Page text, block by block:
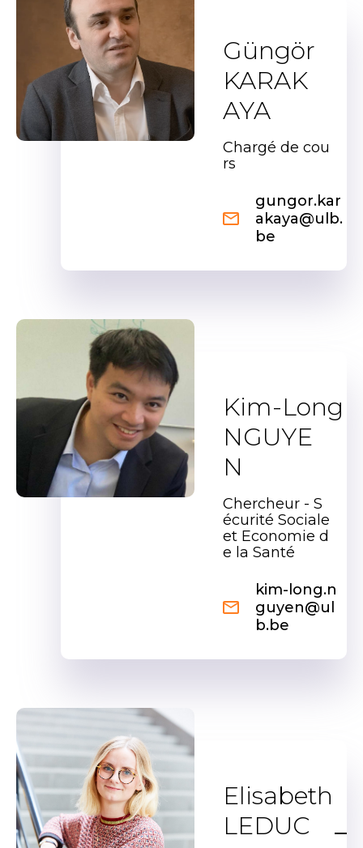
Güngör
KARAK
AYA
Chargé de cou
rs
gungor.kar
akaya@ulb.
be
Kim-Long
NGUYE
N
Chercheur - S
écurité Sociale
et Economie d
e la Santé
kim-long.n
guyen@ul
b.be
Elisabeth
LEDUC